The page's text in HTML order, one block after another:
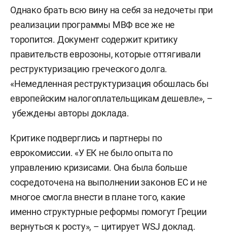
Однако брать всю вину на себя за недочеты при
реализации программы МВФ все же не
торопится. Документ содержит критику
правительств еврозоны, которые оттягивали
реструктуризацию греческого долга.
«Немедленная реструктуризация обошлась бы
европейским налогоплательщикам дешевле», –
убеждены авторы доклада.
Критике подверглись и партнеры по
еврокомиссии. «У ЕК не было опыта по
управлению кризисами. Она была больше
сосредоточена на выполнении законов ЕС и не
многое смогла внести в плане того, какие
именно структурные реформы помогут Греции
вернуться к росту», – цитирует WSJ доклад.